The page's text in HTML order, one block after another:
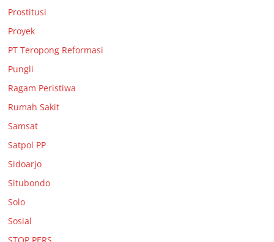
Prostitusi
Proyek
PT Teropong Reformasi
Pungli
Ragam Peristiwa
Rumah Sakit
Samsat
Satpol PP
Sidoarjo
Situbondo
Solo
Sosial